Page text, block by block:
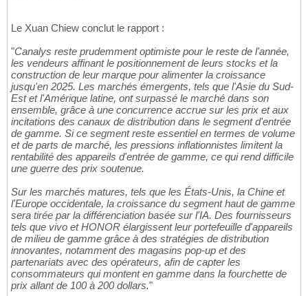
Le Xuan Chiew conclut le rapport :
"Canalys reste prudemment optimiste pour le reste de l'année,
les vendeurs affinant le positionnement de leurs stocks et la
construction de leur marque pour alimenter la croissance
jusqu'en 2025. Les marchés émergents, tels que l'Asie du Sud-
Est et l'Amérique latine, ont surpassé le marché dans son
ensemble, grâce à une concurrence accrue sur les prix et aux
incitations des canaux de distribution dans le segment d'entrée
de gamme. Si ce segment reste essentiel en termes de volume
et de parts de marché, les pressions inflationnistes limitent la
rentabilité des appareils d'entrée de gamme, ce qui rend difficile
une guerre des prix soutenue.
Sur les marchés matures, tels que les États-Unis, la Chine et
l'Europe occidentale, la croissance du segment haut de gamme
sera tirée par la différenciation basée sur l'IA. Des fournisseurs
tels que vivo et HONOR élargissent leur portefeuille d'appareils
de milieu de gamme grâce à des stratégies de distribution
innovantes, notamment des magasins pop-up et des
partenariats avec des opérateurs, afin de capter les
consommateurs qui montent en gamme dans la fourchette de
prix allant de 100 à 200 dollars."